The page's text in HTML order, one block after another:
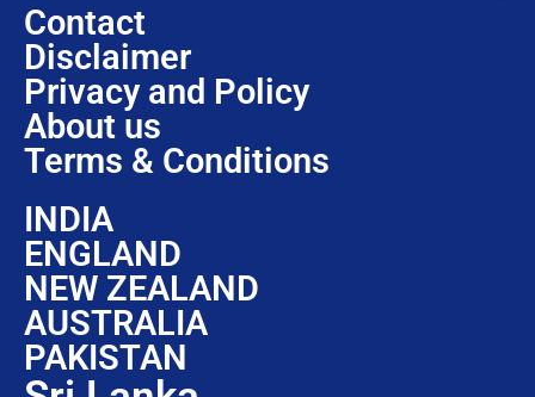
Contact
Disclaimer
Privacy and Policy
About us
Terms & Conditions
INDIA
ENGLAND
NEW ZEALAND
AUSTRALIA
PAKISTAN